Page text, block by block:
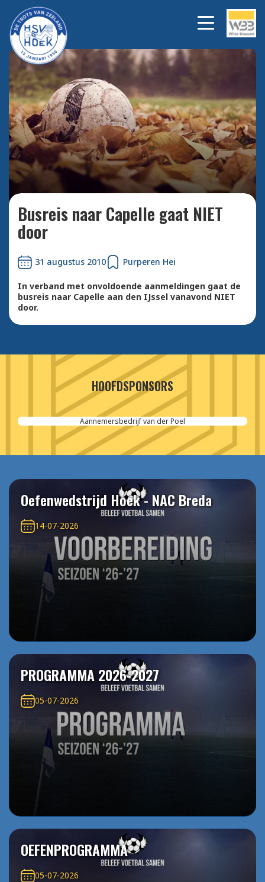
Bekijk alle foto's
Busreis naar Capelle gaat NIET
door
31 augustus 2010 Purperen Hei
In verband met onvoldoende aanmeldingen gaat de
busreis naar Capelle aan den IJssel vanavond NIET
door.
HOOFDSPONSORS
Aannemersbedrijf van der Poel
Oefenwedstrijd Hoek - NAC Breda
14-07-2026
PROGRAMMA 2026-2027
05-07-2026
OEFENPROGRAMMA
05-07-2026